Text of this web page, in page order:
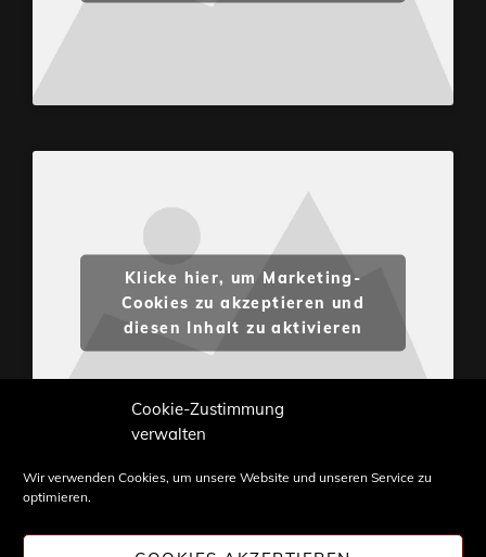
Cookie-Zustimmung
verwalten
Wir verwenden Cookies, um unsere Website und unseren Service zu
optimieren.
Klicke hier, um Marketing-
Cookies zu akzeptieren und
diesen Inhalt zu aktivieren
Weiterverwendung nur mit Zustimmung von